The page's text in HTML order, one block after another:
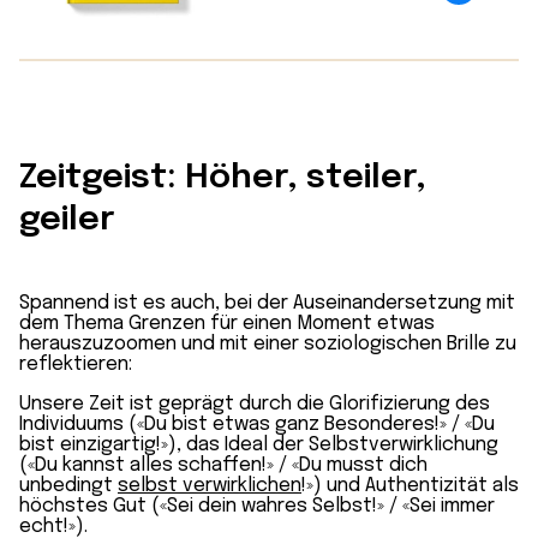
Zeitgeist: Höher, steiler,
geiler
Spannend ist es auch, bei der Auseinandersetzung mit
dem Thema Grenzen für einen Moment etwas
herauszuzoomen und mit einer soziologischen Brille zu
reflektieren:
Unsere Zeit ist geprägt durch die Glorifizierung des
Individuums («Du bist etwas ganz Besonderes!» / «Du
bist einzigartig!»), das Ideal der Selbstverwirklichung
(«Du kannst alles schaffen!» / «Du musst dich
unbedingt selbst verwirklichen!») und Authentizität als
höchstes Gut («Sei dein wahres Selbst!» / «Sei immer
echt!»).